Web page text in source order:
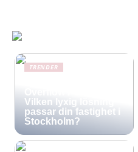
TRENDER
Vilken lyxig lösning
passar din fastighet i
Stockholm?